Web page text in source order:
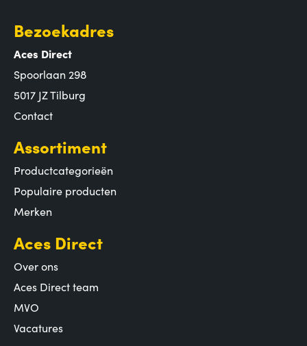
Bezoekadres
Aces Direct
Spoorlaan 298
5017 JZ Tilburg
Contact
Assortiment
Productcategorieën
Populaire producten
Merken
Aces Direct
Over ons
Aces Direct team
MVO
Vacatures